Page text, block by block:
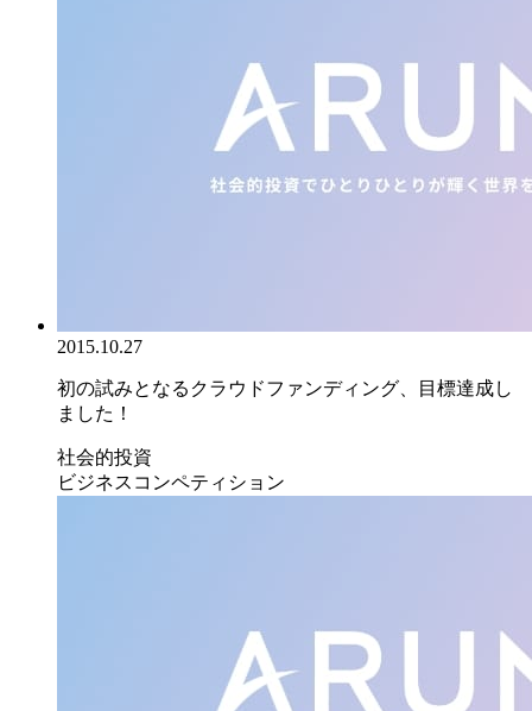
2015.10.27
初の試みとなるクラウドファンディング、目標達成し
ました！
社会的投資
ビジネスコンペティション